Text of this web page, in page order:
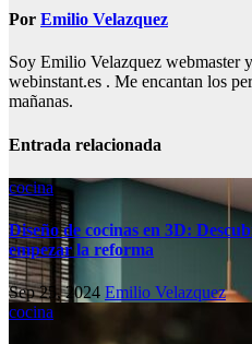
Por Emilio Velazquez
Soy Emilio Velazquez webmaster
webinstant.es . Me encantan los
mañanas.
Entrada relacionada
cocina
Diseño de cocinas en 3D:
empezar la reforma
Sep 25, 2024 Emilio Velazquez
cocina